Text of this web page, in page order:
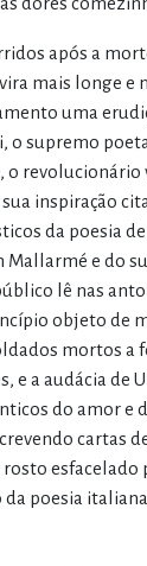
após a
mais longe e
uma
o supremo
o revolucionário
inspiração
da poesia
Mallarmé e do
lê nas
objeto de
mortos a
e a audácia de
do amor e
cartas
esfacelado
poesia